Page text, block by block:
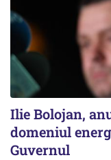
Ilie Bolojan,
domeniul
Guvernul